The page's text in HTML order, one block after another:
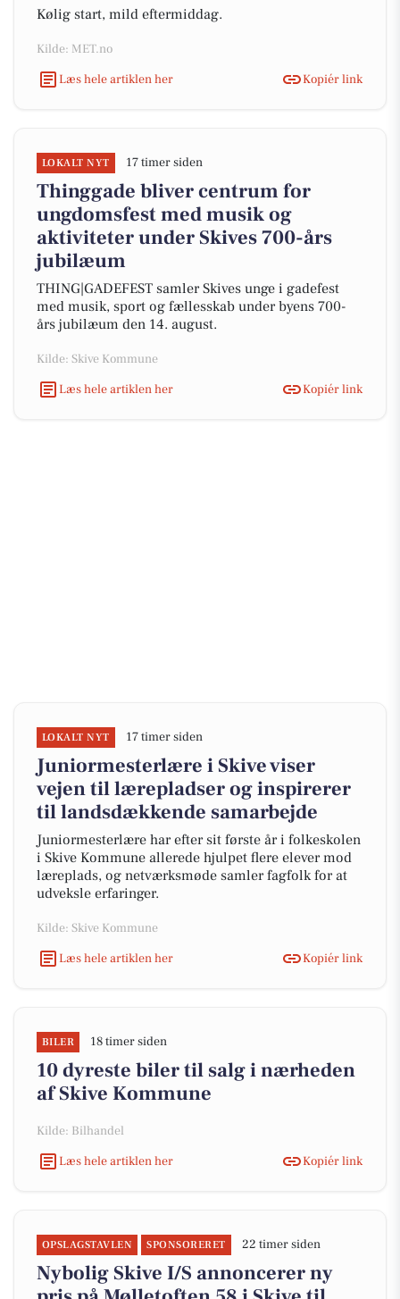
Kølig start, mild eftermiddag.
Kilde: MET.no
Læs hele artiklen her
Kopiér link
LOKALT NYT 17 timer siden
Thinggade bliver centrum for
ungdomsfest med musik og
aktiviteter under Skives 700-års
jubilæum
THING|GADEFEST samler Skives unge i gadefest
med musik, sport og fællesskab under byens 700-
års jubilæum den 14. august.
Kilde: Skive Kommune
Læs hele artiklen her
Kopiér link
LOKALT NYT 17 timer siden
Juniormesterlære i Skive viser
vejen til lærepladser og inspirerer
til landsdækkende samarbejde
Juniormesterlære har efter sit første år i folkeskolen
i Skive Kommune allerede hjulpet flere elever mod
læreplads, og netværksmøde samler fagfolk for at
udveksle erfaringer.
Kilde: Skive Kommune
Læs hele artiklen her
Kopiér link
BILER 18 timer siden
10 dyreste biler til salg i nærheden
af Skive Kommune
Kilde: Bilhandel
Læs hele artiklen her
Kopiér link
OPSLAGSTAVLEN SPONSORERET 22 timer siden
Nybolig Skive I/S annoncerer ny